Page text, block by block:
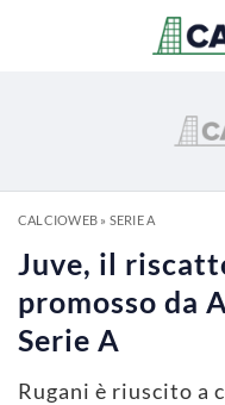
CALCIOWEB» SERIE A
Juve, il
promosso da
Serie A
Rugani è riuscito a